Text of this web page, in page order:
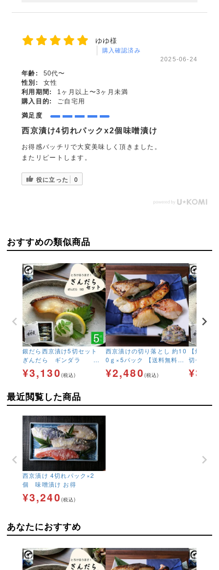
ゆゆ様
購入確認済み
2025-06-24
年齢:
50代〜
性別:
女性
利用期間:
1ヶ月以上〜3ヶ月未満
購入目的:
ご自宅用
満足度
西京漬け4切れパックx2個味噌漬け
お得感バッチリで大変美味しく頂きました。
またリピートします。
役に立った 0
おすすめの類似商品
銀だら西京漬け5切セット
ぎんだら ギンダラ 味
噌漬け お得
¥3,130 (税込)
西京漬けの切り落とし 約10
0ｇ×5パック 【送料無料】
味噌漬け お得
¥2,480 (税込)
【焼き済
切セッ
焼き魚
ラ 簡単
¥
最近閲覧した商品
西京漬け 4切れパック×2
個 味噌漬け お得
¥3,240 (税込)
あなたにおすすめ